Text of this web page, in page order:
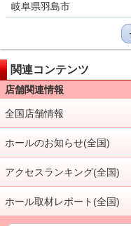
岐阜県羽島市
関連コンテンツ
店舗関連情報
全国店舗情報
ホールのお知らせ(全国)
アクセスランキング(全国)
ホール取材レポート(全国)